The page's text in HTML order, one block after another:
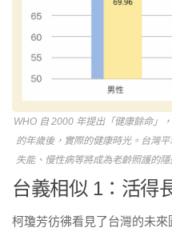
WHO 自 2000 年提出「健康餘命」
的年歲後，實際的健康時光。台灣
失能、慢性病等將成為老齡照護的
台義相似 1：活得
柯瓊芳彷彿看見了台灣的未